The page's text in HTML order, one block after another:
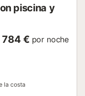
piscina y
784 € por noche
la costa